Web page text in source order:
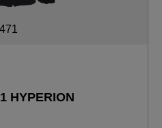
HYPERION